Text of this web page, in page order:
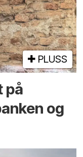
PLUSS
på
og